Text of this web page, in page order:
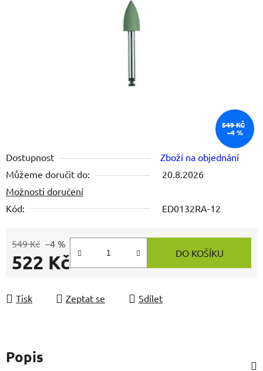
Dostupnost
Zboží na objednání
Můžeme doručit do:
20.8.2026
Možnosti doručení
Kód:
ED0132RA-12
549 Kč –4 %
522 Kč DO KOŠÍKU
Tisk Zeptat se Sdílet
549 KČ
–4 %
Popis